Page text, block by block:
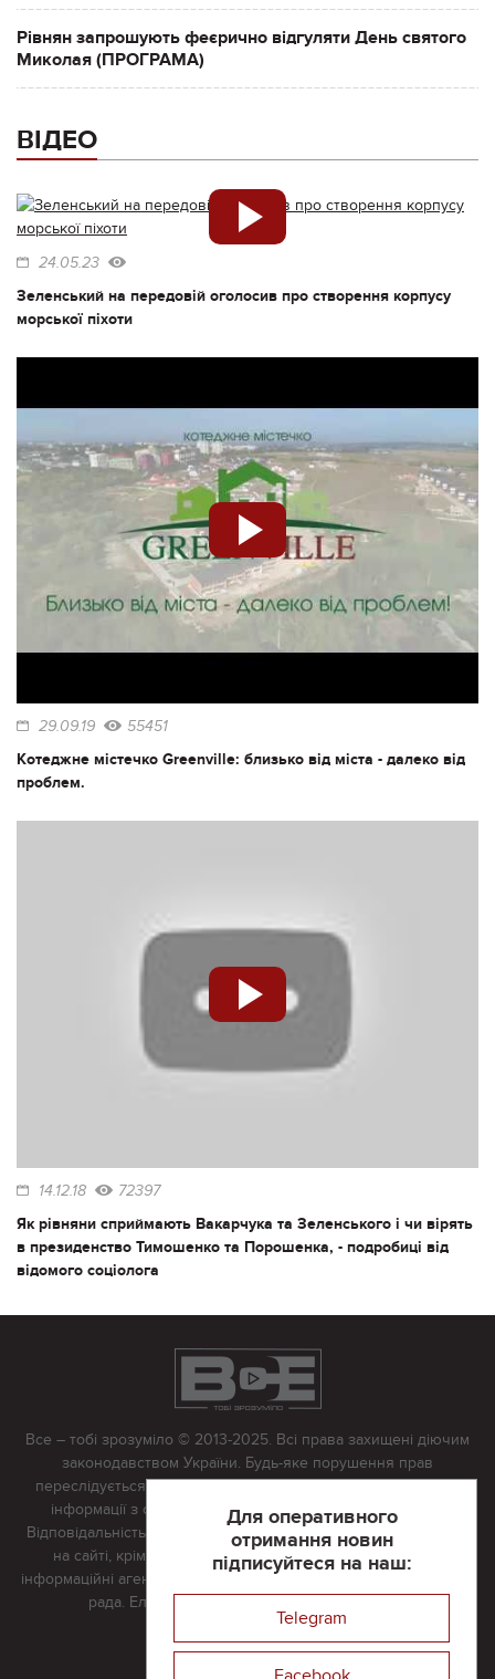
Рівнян запрошують феєрично відгуляти День святого
Миколая (ПРОГРАМА)
ВІДЕО
24.05.23
Зеленський на передовій оголосив про створення корпусу
морської піхоти
29.09.19 55451
Котеджне містечко Greenville: близько від міста - далеко від
проблем.
14.12.18 72397
Як рівняни сприймають Вакарчука та Зеленського і чи вірять
в президенство Тимошенко та Порошенка, - подробиці від
відомого соціолога
Для оперативного
отримання новин
підписуйтеся на наш:
Telegram
Все – тобі зрозуміло © 2013-2025. Всі права захищені діючим
законодавством України. Будь-яке порушення прав
переслідується в судовому порядку. Будь-яке відтворення
інформації з сайту тільки з письмово дозволу редакції.
Відповідальність за достовірність усіх матеріалів, розміщених
на сайті, крім матеріалів, які містять посилання на інші
інформаційні агентства або інтернет-видання, несе редакційна
рада. Електронна пошта:
Реклама на сайті